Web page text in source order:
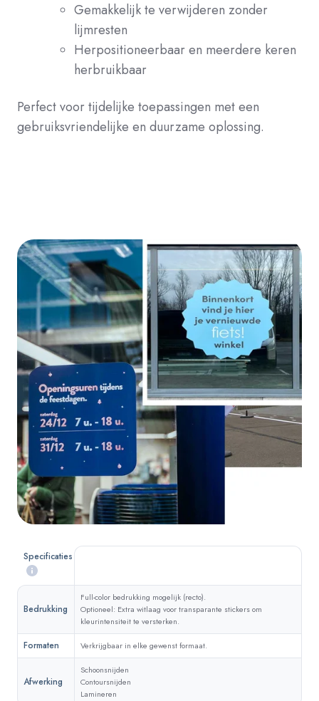
Gemakkelijk te verwijderen zonder
lijmresten
Herpositioneerbaar en meerdere keren
herbruikbaar
Perfect voor tijdelijke toepassingen met een
gebruiksvriendelijke en duurzame oplossing.
Specificaties
Bedrukking
Full-color bedrukking mogelijk (recto).
Optioneel: Extra witlaag voor transparante stickers om
kleurintensiteit te versterken.
Formaten Verkrijgbaar in elke gewenst formaat.
Afwerking
Schoonsnijden
Contoursnijden
Lamineren